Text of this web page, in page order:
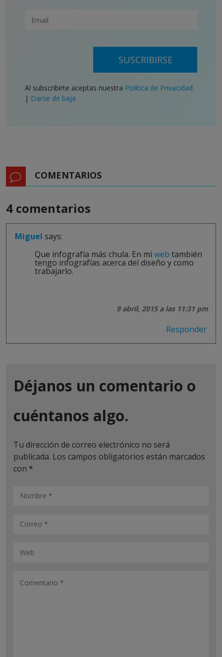
SUSCRIBIRSE
Al subscribirte aceptas nuestra Política de Privacidad
| Darse de baja
COMENTARIOS
4 comentarios
Miguel says:
9 abril, 2015 a las 11:31 pm
Que infografía más chula. En mi web también
tengo infografías acerca del diseño y como
trabajarlo.
Responder
Déjanos un comentario o
cuéntanos algo.
Tu dirección de correo electrónico no será
publicada. Los campos obligatorios están marcados
con *